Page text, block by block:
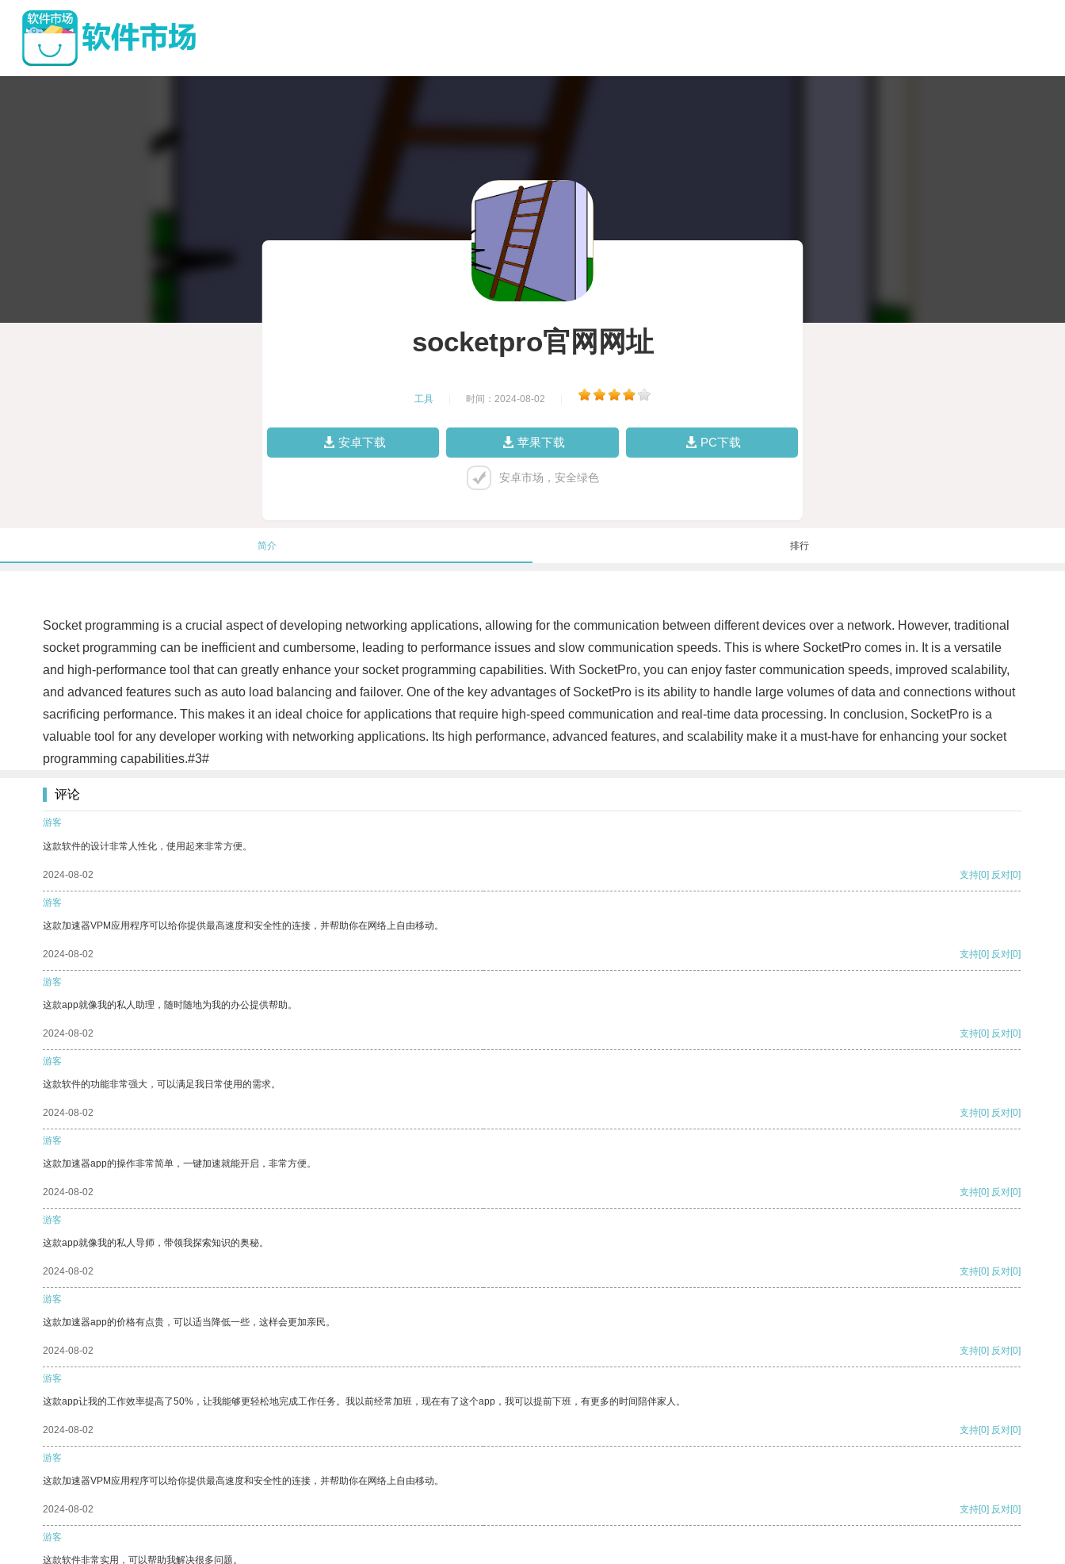
socketpro官网网址
工具 时间：2024-08-02
安卓下载 苹果下载 PC下载
安卓市场，安全绿色
简介 排行
Socket programming is a crucial aspect of developing networking applications, allowing for the communication between different devices over a network. However, traditional
socket programming can be inefficient and cumbersome, leading to performance issues and slow communication speeds. This is where SocketPro comes in. It is a versatile
and high-performance tool that can greatly enhance your socket programming capabilities. With SocketPro, you can enjoy faster communication speeds, improved scalability,
and advanced features such as auto load balancing and failover. One of the key advantages of SocketPro is its ability to handle large volumes of data and connections without
sacrificing performance. This makes it an ideal choice for applications that require high-speed communication and real-time data processing. In conclusion, SocketPro is a
valuable tool for any developer working with networking applications. Its high performance, advanced features, and scalability make it a must-have for enhancing your socket
programming capabilities.#3#
评论
游客
这款软件的设计非常人性化，使用起来非常方便。
2024-08-02 支持[0] 反对[0]
游客
这款加速器VPM应用程序可以给你提供最高速度和安全性的连接，并帮助你在网络上自由移动。
2024-08-02 支持[0] 反对[0]
游客
这款app就像我的私人助理，随时随地为我的办公提供帮助。
2024-08-02 支持[0] 反对[0]
游客
这款软件的功能非常强大，可以满足我日常使用的需求。
2024-08-02 支持[0] 反对[0]
游客
这款加速器app的操作非常简单，一键加速就能开启，非常方便。
2024-08-02 支持[0] 反对[0]
游客
这款app就像我的私人导师，带领我探索知识的奥秘。
2024-08-02 支持[0] 反对[0]
游客
这款加速器app的价格有点贵，可以适当降低一些，这样会更加亲民。
2024-08-02 支持[0] 反对[0]
游客
这款app让我的工作效率提高了50%，让我能够更轻松地完成工作任务。我以前经常加班，现在有了这个app，我可以提前下班，有更多的时间陪伴家人。
2024-08-02 支持[0] 反对[0]
游客
这款加速器VPM应用程序可以给你提供最高速度和安全性的连接，并帮助你在网络上自由移动。
2024-08-02 支持[0] 反对[0]
游客
这款软件非常实用，可以帮助我解决很多问题。